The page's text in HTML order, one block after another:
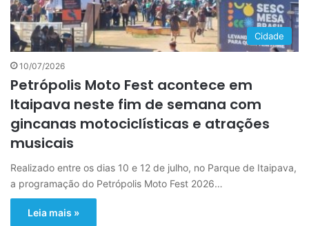
Cidade
10/07/2026
Petrópolis Moto Fest acontece em
Itaipava neste fim de semana com
gincanas motociclísticas e atrações
musicais
Realizado entre os dias 10 e 12 de julho, no Parque de Itaipava,
a programação do Petrópolis Moto Fest 2026…
Leia mais »